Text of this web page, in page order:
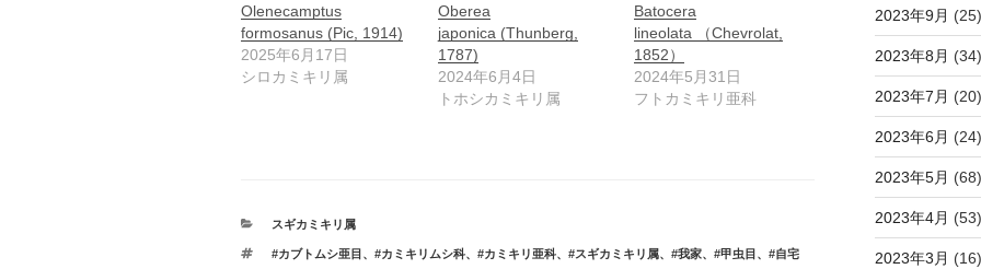
Olenecamptus
formosanus (Pic, 1914)
2025年6月17日
シロカミキリ属
Oberea
japonica (Thunberg,
1787)
2024年6月4日
トホシカミキリ属
Batocera
lineolata （Chevrolat,
1852）
2024年5月31日
フトカミキリ亜科
カ
ゴ
スギカミキリ属
タ
#カブトムシ亜目 、 #カミキリムシ科、 #カミキリ亜科、 #スギカミキリ属、 #我家、 #甲虫目 、 #自宅
2023年9月 (25)
2023年8月 (34)
2023年7月 (20)
2023年6月 (24)
2023年5月 (68)
2023年4月 (53)
2023年3月 (16)